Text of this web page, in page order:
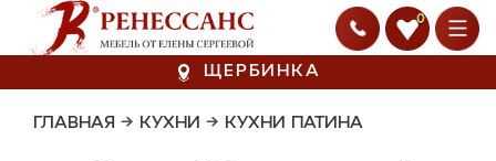
0
ЩЕРБИНКА
ГЛАВНАЯ → КУХНИ → КУХНИ ПАТИНА